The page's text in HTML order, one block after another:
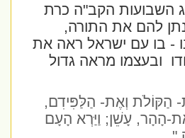
הקב"ה כרת
להם את התורה,
- בו עם ישראל ראה את
ובעצמו מראה גדול
וְאֶת- הַלַּפִּידִם,
הָהָר, עָשֵׁן; וַיַּרְא הָעָם